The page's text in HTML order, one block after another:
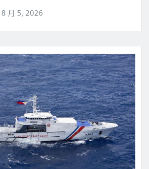
8 月 5, 2026